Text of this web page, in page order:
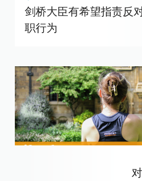
剑桥大臣有希望指责反
职行为